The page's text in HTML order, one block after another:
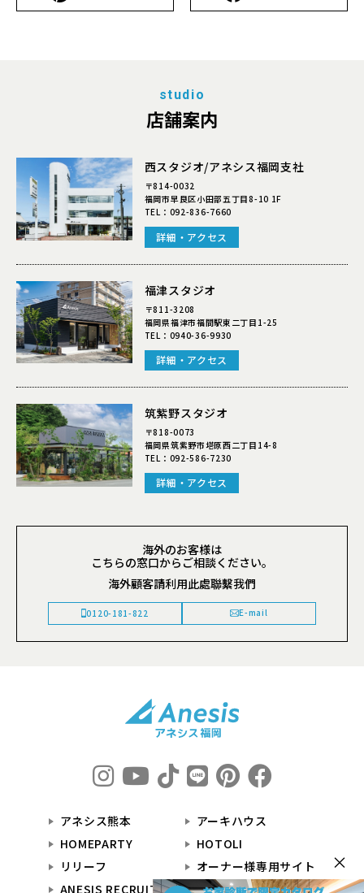
studio
店舗案内
西スタジオ/アネシス福岡支社
〒814-0032
福岡市早良区小田部五丁目8-10 1F
TEL： 092-836-7660
詳細・アクセス
福津スタジオ
〒811-3208
福岡県福津市福間駅東二丁目1-25
TEL： 0940-36-9930
詳細・アクセス
筑紫野スタジオ
〒818-0073
福岡県筑紫野市塔原西二丁目14-8
TEL： 092-586-7230
詳細・アクセス
海外のお客様は
こちらの窓口からご相談ください。
海外顧客請利用此處聯繫我們
0120-181-822 E-mail
アネシス熊本
アーキハウス
HOMEPARTY
HOTOLI
リリーフ
オーナー様専用サイト
ANESIS RECRUIT
×